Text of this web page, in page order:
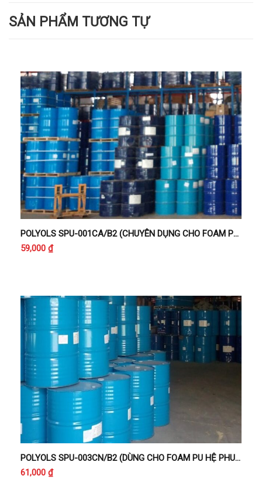
SẢN PHẨM TƯƠNG TỰ
POLYOLS SPU-001CA/B2 (CHUYÊN DỤNG CHO FOAM PU HỆ PHUN CÁCH ÂM CHỐNG CHÁY CẤP B2)
59,000 ₫
POLYOLS SPU-003CN/B2 (DÙNG CHO FOAM PU HỆ PHUN CÁCH NHIỆT CHỐNG CHÁY LAN CẤP B2)
61,000 ₫